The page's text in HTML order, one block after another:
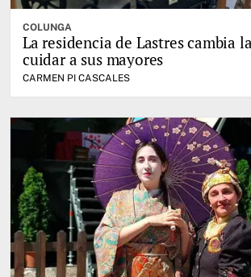
COLUNGA
La residencia de Lastres cambia
cuidar a sus mayores
CARMEN PI CASCALES